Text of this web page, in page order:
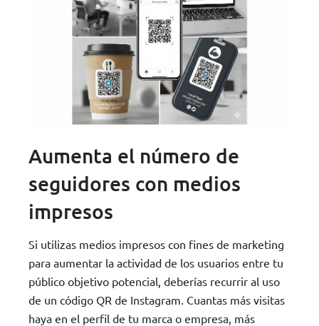
Aumenta el número de
seguidores con medios
impresos
Si utilizas medios impresos con fines de marketing
para aumentar la actividad de los usuarios entre tu
público objetivo potencial, deberías recurrir al uso
de un código QR de Instagram. Cuantas más visitas
haya en el perfil de tu marca o empresa, más